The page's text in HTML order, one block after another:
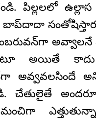
పిల్లలలో
బాప్‍దాదా
టూ అయితే
అవ్వవలసిందే
చేతులైతే అందరూ